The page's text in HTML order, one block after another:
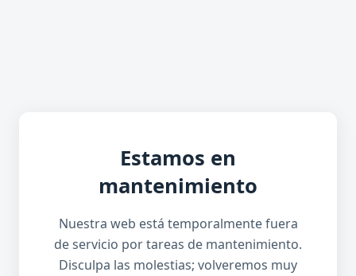
Estamos en
mantenimiento
Nuestra web está temporalmente fuera
de servicio por tareas de mantenimiento.
Disculpa las molestias; volveremos muy